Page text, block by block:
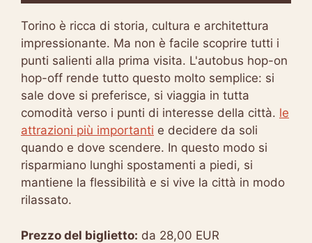
Torino è ricca di storia, cultura e architettura
impressionante. Ma non è facile scoprire tutti i
punti salienti alla prima visita. L'autobus hop-on
hop-off rende tutto questo molto semplice: si
sale dove si preferisce, si viaggia in tutta
comodità verso i punti di interesse della città. le
attrazioni più importanti e decidere da soli
quando e dove scendere. In questo modo si
risparmiano lunghi spostamenti a piedi, si
mantiene la flessibilità e si vive la città in modo
rilassato.
Prezzo del biglietto: da 28,00 EUR